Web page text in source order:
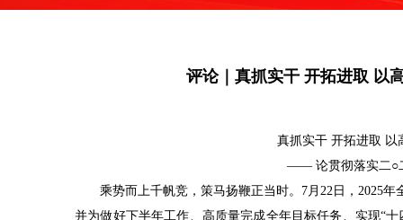
评论｜真抓实干 开拓进取 以
真抓实干 开拓进取 以
—— 论贯彻落实二○
乘势而上千帆竞，策马扬鞭正当时。7月22日，2025
并为做好下半年工作、高质量完成全年目标任务、实现“